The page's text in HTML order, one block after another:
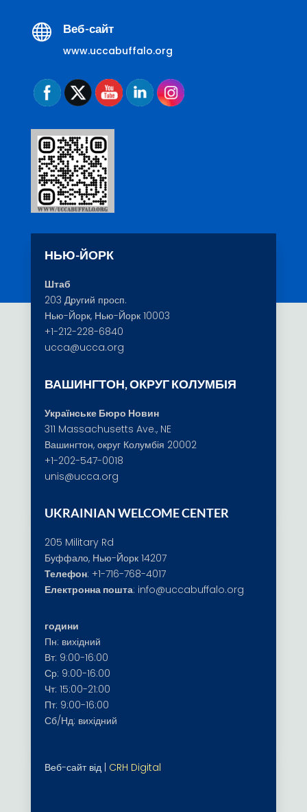
 Веб-сайт
www.uccabuffalo.org
НЬЮ-ЙОРК
Штаб
203 Другий просп.
Нью-Йорк, Нью-Йорк 10003
+1-212-228-6840
ucca@ucca.org
ВАШИНГТОН, ОКРУГ КОЛУМБІЯ
Українське Бюро Новин
311 Massachusetts Ave., NE
Вашингтон, округ Колумбія 20002
+1-202-547-0018
unis@ucca.org
UKRAINIAN WELCOME CENTER
205 Military Rd
Буффало, Нью-Йорк 14207
Телефон: +1-716-768-4017
Електронна пошта: info@uccabuffalo.org
години
Пн: вихідний
Вт: 9:00-16:00
Ср: 9:00-16:00
Чт: 15:00-21:00
Пт: 9:00-16:00
Сб/Нд: вихідний
Веб-сайт від | CRH Digital